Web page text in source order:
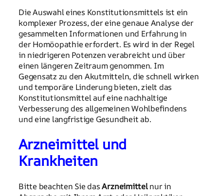
Die Auswahl eines Konstitutionsmittels ist ein
komplexer Prozess, der eine genaue Analyse der
gesammelten Informationen und Erfahrung in
der Homöopathie erfordert. Es wird in der Regel
in niedrigeren Potenzen verabreicht und über
einen längeren Zeitraum genommen. Im
Gegensatz zu den Akutmitteln, die schnell wirken
und temporäre Linderung bieten, zielt das
Konstitutionsmittel auf eine nachhaltige
Verbesserung des allgemeinen Wohlbefindens
und eine langfristige Gesundheit ab.
Arzneimittel und
Krankheiten
Bitte beachten Sie dasArzneimittelnur in